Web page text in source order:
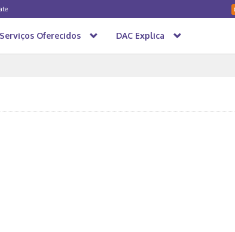
Serviços Oferecidos DAC Explica